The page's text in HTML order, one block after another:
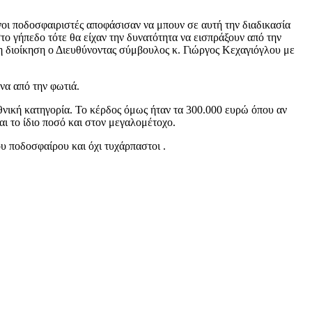
ποδοσφαιριστές αποφάσισαν να μπουν σε αυτή την διαδικασία
γήπεδο τότε θα είχαν την δυνατότητα να εισπράξουν από την
ο Διευθύνοντας σύμβουλος κ. Γιώργος Κεχαγιόγλου με
από την φωτιά.
κατηγορία. Το κέρδος όμως ήταν τα 300.000 ευρώ όπου αν
ίδιο ποσό και στον μεγαλομέτοχο.
ποδοσφαίρου και όχι τυχάρπαστοι .